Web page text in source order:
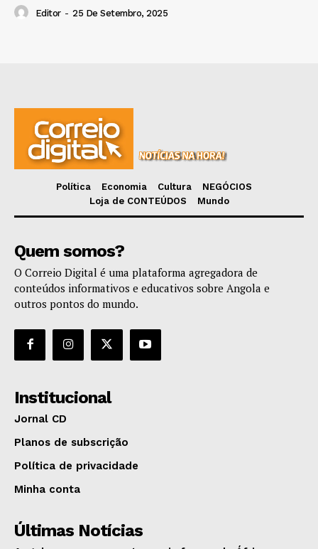
Editor - 25 De Setembro, 2025
Política Economia Cultura
NEGÓCIOS
Loja de CONTEÚDOS
Mundo
Quem somos?
O Correio Digital é uma plataforma agregadora de
conteúdos informativos e educativos sobre Angola e
outros pontos do mundo.
Institucional
Jornal CD
Planos de subscrição
Política de privacidade
Minha conta
Últimas Notícias